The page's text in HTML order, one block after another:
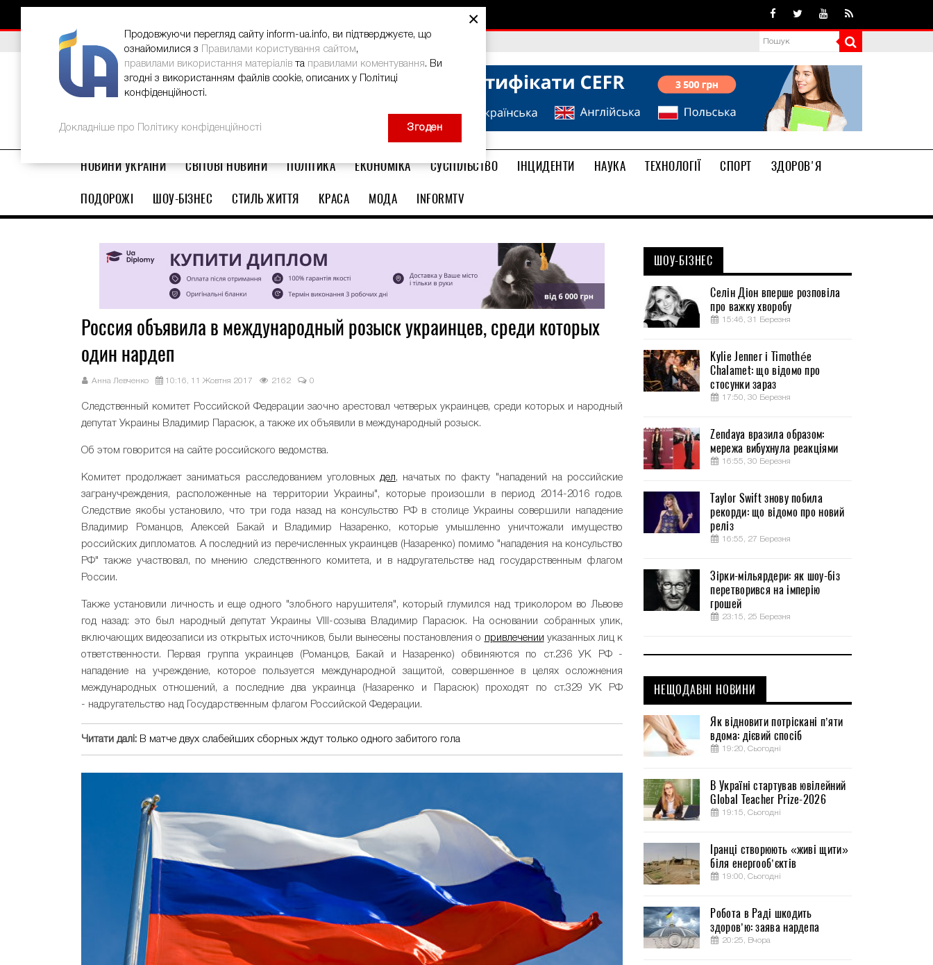
ВИБІР РЕДАКЦІЇ В Україні стартував ювілейний Global Teacher Prize-2026
НОВИНИ УКРАЇНИ СВІТОВІ НОВИНИ ПОЛІТИКА ЕКОНОМІКА СУСПІЛЬСТВО ІНЦИДЕНТИ НАУКА ТЕХНОЛОГІЇ СПОРТ
ЗДОРОВ'Я
ПОДОРОЖІ
ШОУ-БІЗНЕС СТИЛЬ ЖИТТЯ КРАСА МОДА INFORMTV
Россия объявила в международный розыск украинцев, среди которых
один нардеп
Анна Левченко 10:16, 11 Жовтня 2017 2162 0
Следственный комитет Российской Федерации заочно арестовал четверых украинцев, среди которых и народный
депутат Украины Владимир Парасюк, а также их объявили в международный розыск.
Об этом говорится на сайте российского ведомства.
Комитет продолжает заниматься расследованием уголовных дел, начатых по факту "нападений на российские
загранучреждения, расположенные на территории Украины", которые произошли в период 2014-2016 годов.
Следствие якобы установило, что три года назад на консульство РФ в столице Украины совершили нападение
Владимир Романцов, Алексей Бакай и Владимир Назаренко, которые умышленно уничтожали имущество
российских дипломатов. А последний из перечисленных украинцев (Назаренко) помимо "нападения на консульство
РФ" также участвовал, по мнению следственного комитета, и в надругательстве над государственным флагом
России.
Также установили личность и еще одного "злобного нарушителя", который глумился над триколором во Львове
год назад: это был народный депутат Украины VIII-созыва Владимир Парасюк. На основании собранных улик,
включающих видеозаписи из открытых источников, были вынесены постановления о привлечении указанных лиц к
ответственности. Первая группа украинцев (Романцов, Бакай и Назаренко) обвиняются по ст.236 УК РФ -
нападение на учреждение, которое пользуется международной защитой, совершенное в целях осложнения
международных отношений, а последние два украинца (Назаренко и Парасюк) проходят по ст.329 УК РФ
- надругательство над Государственным флагом Российской Федерации.
Читати далі: В матче двух слабейших сборных ждут только одного забитого гола
ШОУ-БІЗНЕС
Селін Діон вперше розповіла
про важку хворобу
15:46, 31 Березня
Kylie Jenner і Timothée
Chalamet: що відомо про
стосунки зараз
17:50, 30 Березня
Zendaya вразила образом:
мережа вибухнула реакціями
16:55, 30 Березня
Taylor Swift знову побила
рекорди: що відомо про новий
реліз
16:55, 27 Березня
Зірки-мільярдери: як шоу-біз
перетворився на імперію
грошей
23:15, 25 Березня
НЕЩОДАВНІ НОВИНИ
Як відновити потріскані п’яти
вдома: дієвий спосіб
19:20, Сьогодні
В Україні стартував ювілейний
Global Teacher Prize-2026
19:15, Сьогодні
Іранці створюють «живі щити»
біля енергооб’єктів
19:00, Сьогодні
Робота в Раді шкодить
здоров’ю: заява нардепа
20:25, Вчора
×
Продовжуючи перегляд сайту inform-ua.info, ви підтверджуєте, що
ознайомилися з
Правилами користування сайтом,
правилами використання матеріалів та правилами коментування. Ви
згодні з використанням файлів cookie, описаних у Політиці
конфіденційності.
Докладніше про Політику конфіденційності Згоден